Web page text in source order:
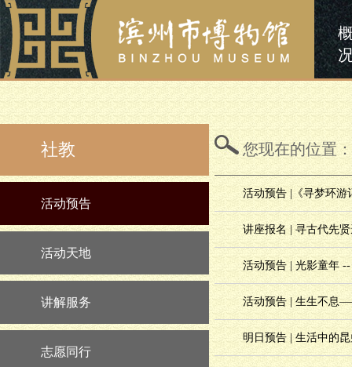
社教
活动预告
活动天地
讲解服务
志愿同行
您现在的位置：
活动预告 |《寻梦环游
讲座报名 | 寻古代先
活动预告 | 光影童年
活动预告 | 生生不息
明日预告 | 生活中的